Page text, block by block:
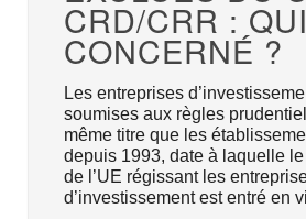
CRD/CRR :
CONCERNÉ ?
Les entreprises
soumises aux règles
même titre que les
depuis 1993, date à laquelle
de l’UE régissant les
d’investissement est entré en